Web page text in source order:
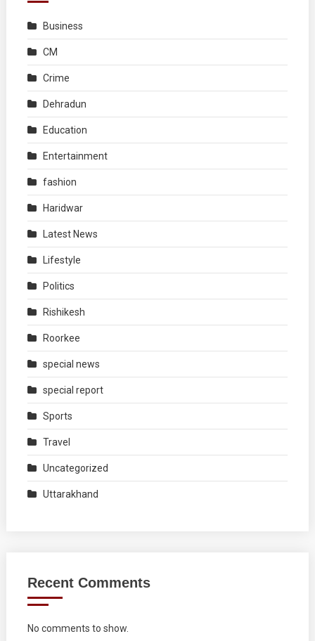
Business
CM
Crime
Dehradun
Education
Entertainment
fashion
Haridwar
Latest News
Lifestyle
Politics
Rishikesh
Roorkee
special news
special report
Sports
Travel
Uncategorized
Uttarakhand
Recent Comments
No comments to show.